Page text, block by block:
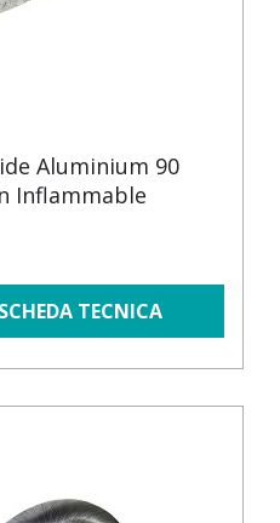
Aluminium 90
Inflammable
TECNICA